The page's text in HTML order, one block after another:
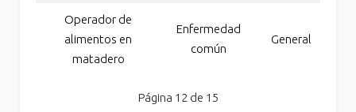
Operador de
alimentos en
matadero
Enfermedad
común
General
Página 12 de 15